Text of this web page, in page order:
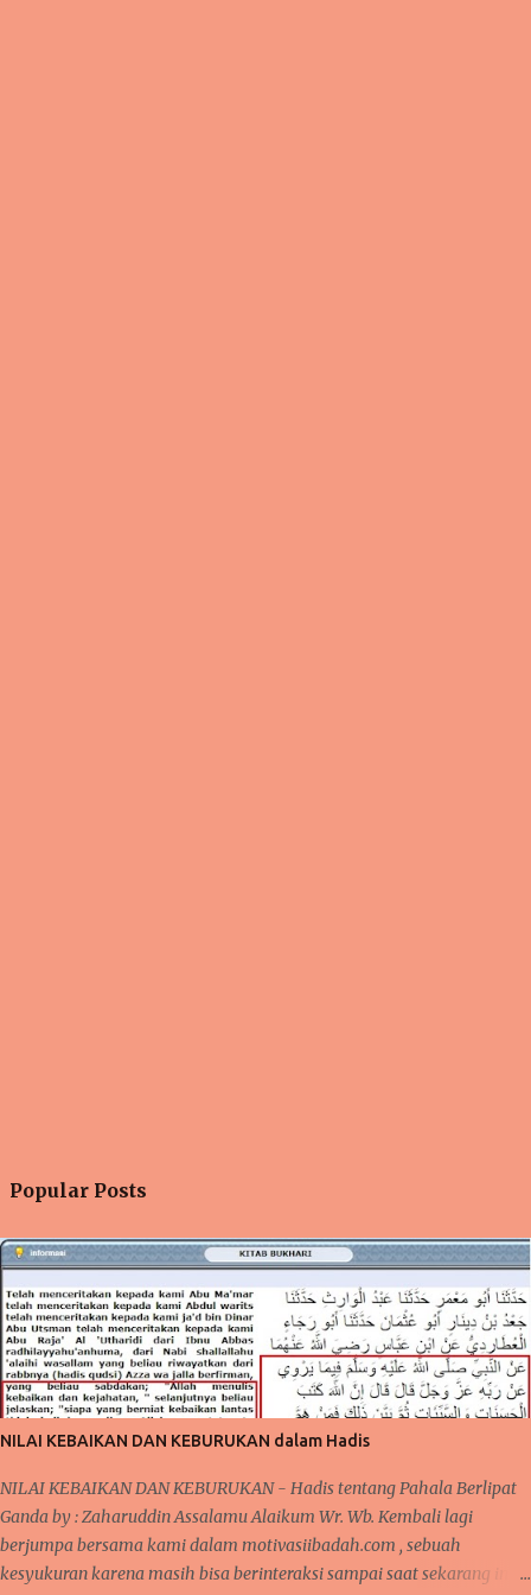
Popular Posts
NILAI KEBAIKAN DAN KEBURUKAN dalam Hadis
NILAI KEBAIKAN DAN KEBURUKAN - Hadis tentang Pahala Berlipat
Ganda by : Zaharuddin Assalamu Alaikum Wr. Wb. Kembali lagi
berjumpa bersama kami dalam motivasiibadah.com , sebuah
kesyukuran karena masih bisa berinteraksi sampai saat sekarang ini,